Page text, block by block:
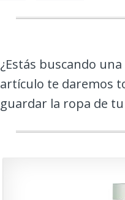
¿Estás buscando
artículo te daremos
guardar la ropa de